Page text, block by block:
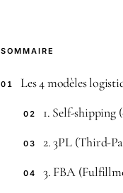
SOMMAIRE
01 Les 4 modèles
02 1. Self-shipping
03 2. 3PL (Third-
04 3. FBA